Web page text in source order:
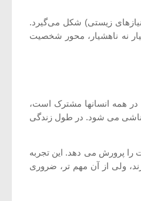
زیستی) شکل می‌گیرد.
نه ناهشیار، محور شخصیت
در همه انسانها مشترک است،
ناشی می شود. در طول زندگی
را پرورش می دهد. این تجربه
ولی از آن مهم تر، ضروری